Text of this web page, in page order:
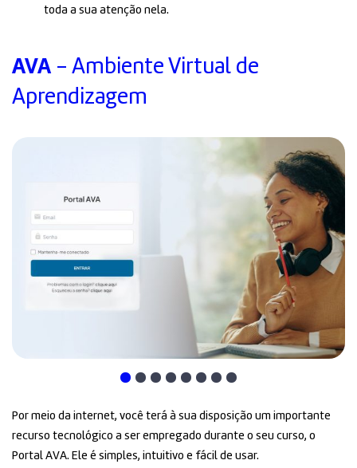
toda a sua atenção nela.
AVA - Ambiente Virtual de
Aprendizagem
Por meio da internet, você terá à sua disposição um importante
recurso tecnológico a ser empregado durante o seu curso, o
Portal AVA. Ele é simples, intuitivo e fácil de usar.